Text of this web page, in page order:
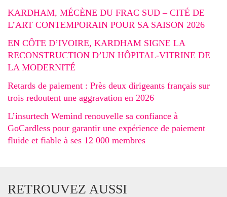
KARDHAM, MÉCÈNE DU FRAC SUD – CITÉ DE
L’ART CONTEMPORAIN POUR SA SAISON 2026
EN CÔTE D’IVOIRE, KARDHAM SIGNE LA
RECONSTRUCTION D’UN HÔPITAL-VITRINE DE
LA MODERNITÉ
Retards de paiement : Près deux dirigeants français sur
trois redoutent une aggravation en 2026
L’insurtech Wemind renouvelle sa confiance à
GoCardless pour garantir une expérience de paiement
fluide et fiable à ses 12 000 membres
RETROUVEZ AUSSI